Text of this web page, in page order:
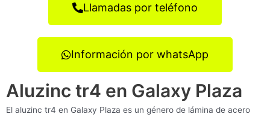
Llamadas por teléfono
Información por whatsApp
Aluzinc tr4 en Galaxy Plaza
El aluzinc tr4 en Galaxy Plaza es un género de lámina de acero